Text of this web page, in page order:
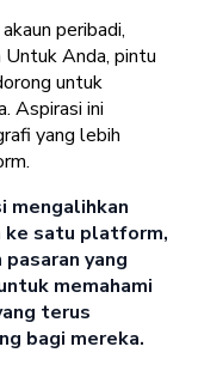
peribadi,
Untuk Anda, pintu
untuk
Aspirasi ini
yang lebih
mengalihkan
ke satu platform,
yang
memahami
terus
bagi mereka.